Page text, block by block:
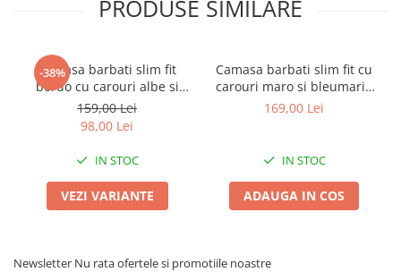
PRODUSE SIMILARE
-38%
Camasa barbati slim fit
bordo cu carouri albe si
bleumarin
159,00 Lei
98,00 Lei
IN STOC
VEZI VARIANTE
Camasa barbati slim fit cu
carouri maro si bleumarin
2XL
169,00 Lei
IN STOC
ADAUGA IN COS
Newsletter Nu rata ofertele si promotiile noastre